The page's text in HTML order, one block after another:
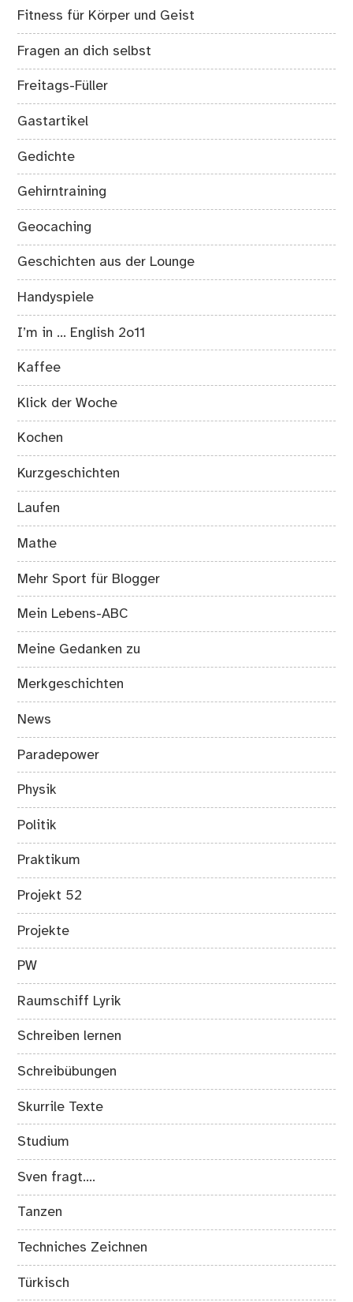
Fitness für Körper und Geist
Fragen an dich selbst
Freitags-Füller
Gastartikel
Gedichte
Gehirntraining
Geocaching
Geschichten aus der Lounge
Handyspiele
I’m in … English 2o11
Kaffee
Klick der Woche
Kochen
Kurzgeschichten
Laufen
Mathe
Mehr Sport für Blogger
Mein Lebens-ABC
Meine Gedanken zu
Merkgeschichten
News
Paradepower
Physik
Politik
Praktikum
Projekt 52
Projekte
PW
Raumschiff Lyrik
Schreiben lernen
Schreibübungen
Skurrile Texte
Studium
Sven fragt….
Tanzen
Techniches Zeichnen
Türkisch